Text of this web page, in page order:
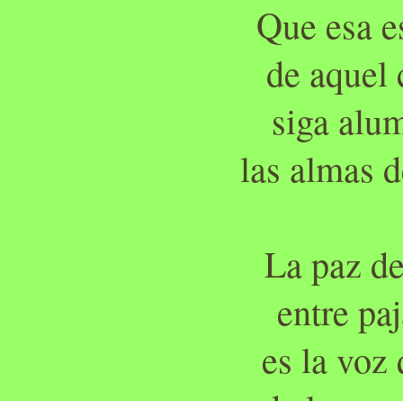
Que esa
de aquel
siga
las almas
La paz
entre
es la voz